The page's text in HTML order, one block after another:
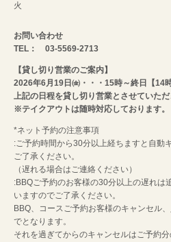
火
お問い合わせ
TEL： 03-5569-2713
【貸し切り営業のご案内】
2026年6月19日㈮・・・15時～終日【14
上記の日程を貸し切り営業とさせていただ
※テイクアウトは随時対応しております。
*ネット予約の注意事項
:ご予約時間から30分以上経ちますと自動
ご了承ください。
（遅れる場合はご連絡ください）
:BBQご予約のお客様の30分以上の遅れは
いますのでご了承ください。
BBQ、コースご予約お客様のキャンセル
でとなります。
それを過ぎてからのキャンセルはご予約